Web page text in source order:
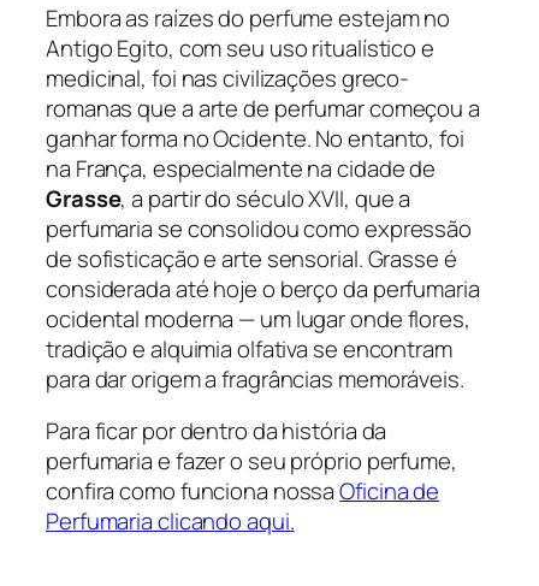
Embora as raízes do perfume estejam no
Antigo Egito, com seu uso ritualístico e
medicinal, foi nas civilizações greco-
romanas que a arte de perfumar começou a
ganhar forma no Ocidente. No entanto, foi
na França, especialmente na cidade de
Grasse, a partir do século XVII, que a
perfumaria se consolidou como expressão
de sofisticação e arte sensorial. Grasse é
considerada até hoje o berço da perfumaria
ocidental moderna — um lugar onde flores,
tradição e alquimia olfativa se encontram
para dar origem a fragrâncias memoráveis.
Para ficar por dentro da história da
perfumaria e fazer o seu próprio perfume,
confira como funciona nossaOficina de
Perfumaria clicando aqui.